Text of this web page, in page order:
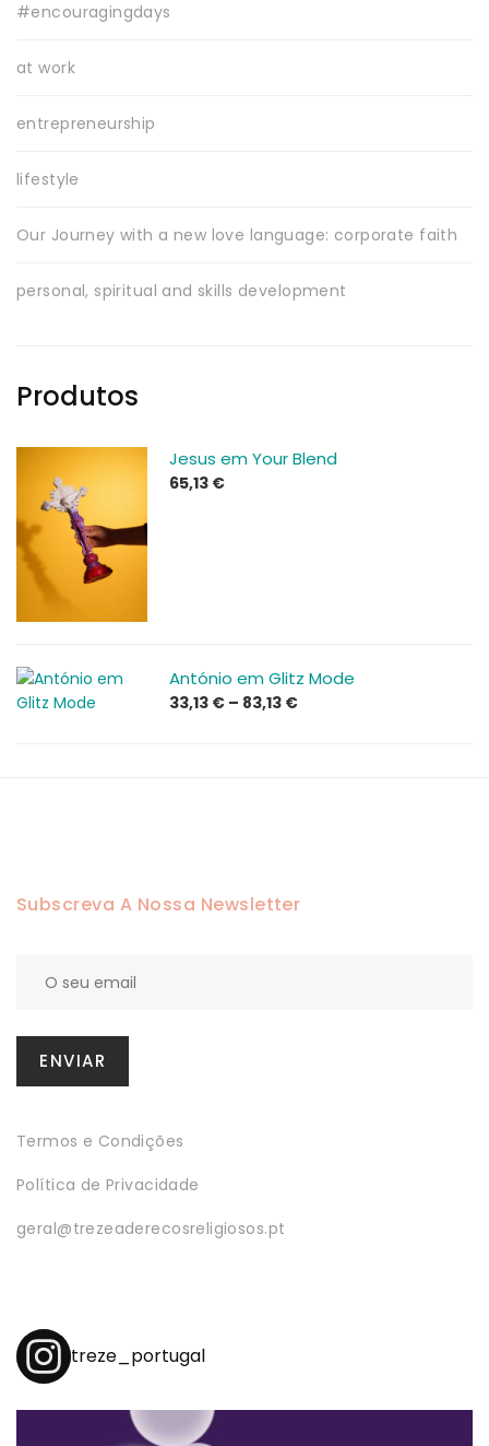
#encouragingdays
at work
entrepreneurship
lifestyle
Our Journey with a new love language: corporate faith
personal, spiritual and skills development
Produtos
Jesus em Your Blend
65,13 €
António em Glitz Mode
33,13 € – 83,13 €Price
Subscreva A Nossa Newsletter
Termos e Condições
Política de Privacidade
geral@trezeaderecosreligiosos.pt
treze_portugal